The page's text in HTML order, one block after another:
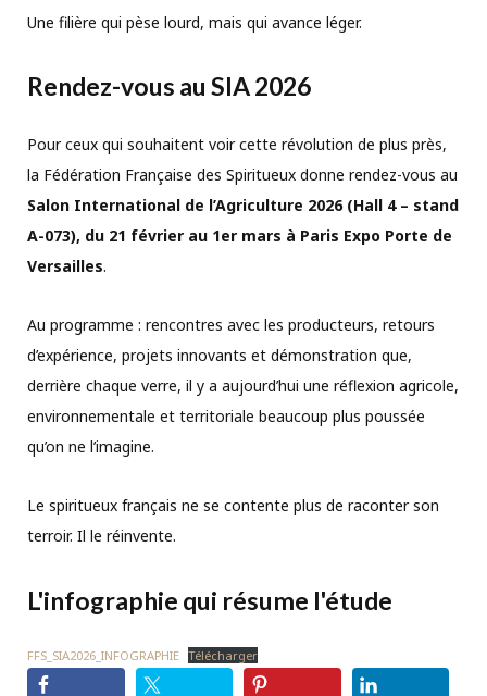
Une filière qui pèse lourd, mais qui avance léger.
Rendez-vous au SIA 2026
Pour ceux qui souhaitent voir cette révolution de plus près,
la Fédération Française des Spiritueux donne rendez-vous au
Salon International de l’Agriculture 2026 (Hall 4 – stand
A-073), du 21 février au 1er mars à Paris Expo Porte de
Versailles.
Au programme : rencontres avec les producteurs, retours
d’expérience, projets innovants et démonstration que,
derrière chaque verre, il y a aujourd’hui une réflexion agricole,
environnementale et territoriale beaucoup plus poussée
qu’on ne l’imagine.
Le spiritueux français ne se contente plus de raconter son
terroir. Il le réinvente.
L'infographie qui résume l'étude
FFS_SIA2026_INFOGRAPHIE Télécharger